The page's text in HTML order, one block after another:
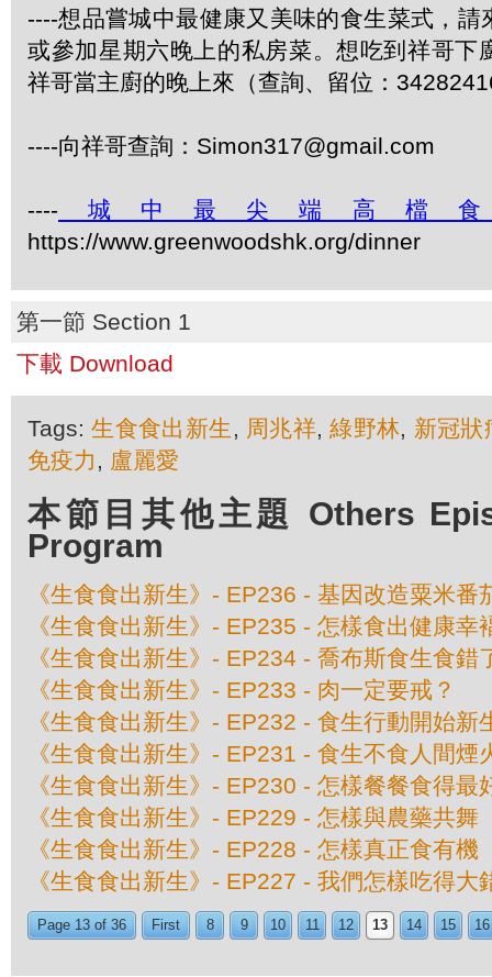
----想品嘗城中最健康又美味的食生菜式，請
或參加星期六晚上的私房菜。想吃到祥哥下
祥哥當主廚的晚上來（查詢、留位：
----向祥哥查詢：Simon317@gmail.com
---- 城中最尖端高檔
https://www.greenwoodshk.org/dinner
第一節 Section 1
下載 Download
Tags:生食食出新生 , 周兆祥,綠野林, 新冠狀
免疫力 , 盧麗愛
本節目其他主題 Others
Program
《生食食出新生》- EP236 - 基因改造粟米番
《生食食出新生》- EP235 - 怎樣食出健康幸
《生食食出新生》- EP234 - 喬布斯食生食錯
《生食食出新生》- EP233 - 肉一定要戒？
《生食食出新生》- EP232 - 食生行動開始新
《生食食出新生》- EP231 - 食生不食人間煙
《生食食出新生》- EP230 - 怎樣餐餐食得最
《生食食出新生》- EP229 - 怎樣與農藥共舞
《生食食出新生》- EP228 - 怎樣真正食有機
《生食食出新生》- EP227 - 我們怎樣吃得大
Page 13 of 36 First 8 9 10 11 12 13 14 15 16